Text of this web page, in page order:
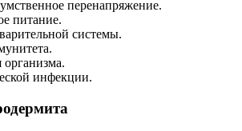
перенапряжение.
питание.
системы.
инфекции.